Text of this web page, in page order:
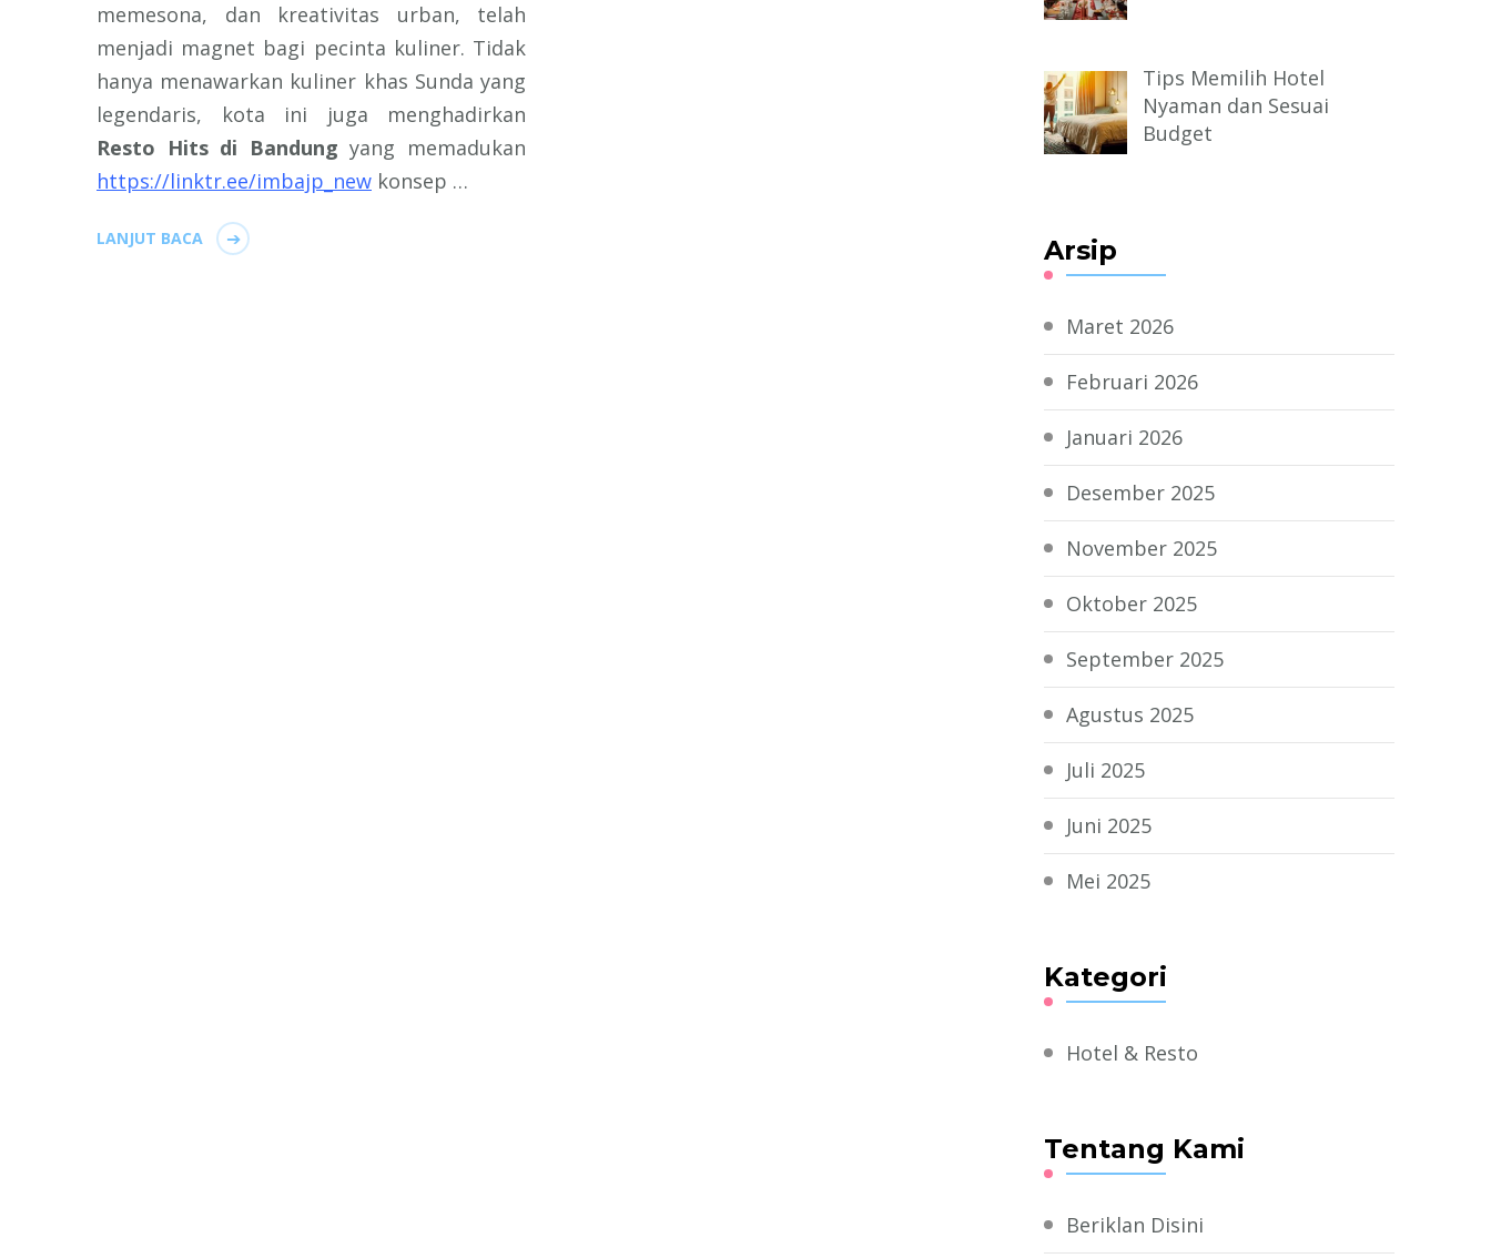
memesona, dan kreativitas urban, telah
menjadi magnet bagi pecinta kuliner. Tidak
hanya menawarkan kuliner khas Sunda yang
legendaris, kota ini juga menghadirkan
Resto Hits di Bandung yang memadukan
https://linktr.ee/imbajp_new konsep …
LANJUT BACA
Tips Memilih Hotel
Nyaman dan Sesuai
Budget
Arsip
Maret 2026
Februari 2026
Januari 2026
Desember 2025
November 2025
Oktober 2025
September 2025
Agustus 2025
Juli 2025
Juni 2025
Mei 2025
Kategori
Hotel & Resto
Tentang Kami
Beriklan Disini